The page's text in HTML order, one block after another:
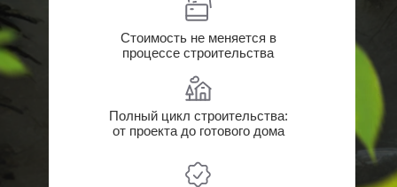
Стоимость не меняется в
процессе строительства
Полный цикл строительства:
от проекта до готового дома